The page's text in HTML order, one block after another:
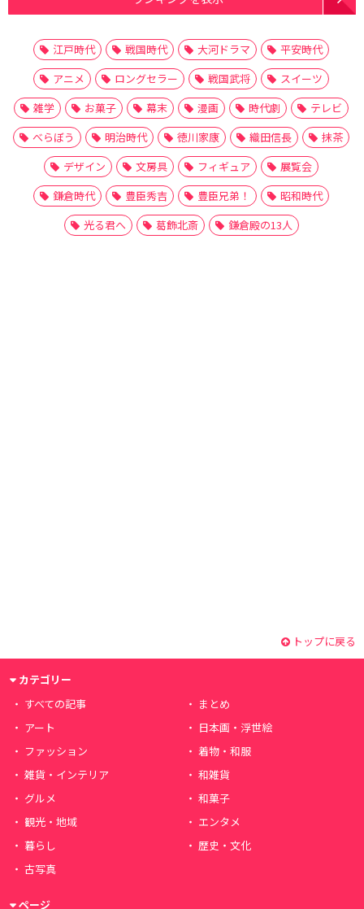
江戸時代 戦国時代 大河ドラマ
平安時代
アニメ
ロングセラー 戦国武将
スイーツ
雑学
お菓子 幕末 漫画 時代劇
テレビ
べらぼう
明治時代 徳川家康 織田信長
抹茶
デザイン
文房具 フィギュア
展覧会
鎌倉時代
豊臣秀吉 豊臣兄弟！
昭和時代
光る君へ
葛飾北斎 鎌倉殿の13人
トップに戻る
カテゴリー
すべての記事
まとめ
アート
日本画・浮世絵
ファッション
着物・和服
雑貨・インテリア
和雑貨
グルメ
和菓子
観光・地域
エンタメ
暮らし
歴史・文化
古写真
ページ